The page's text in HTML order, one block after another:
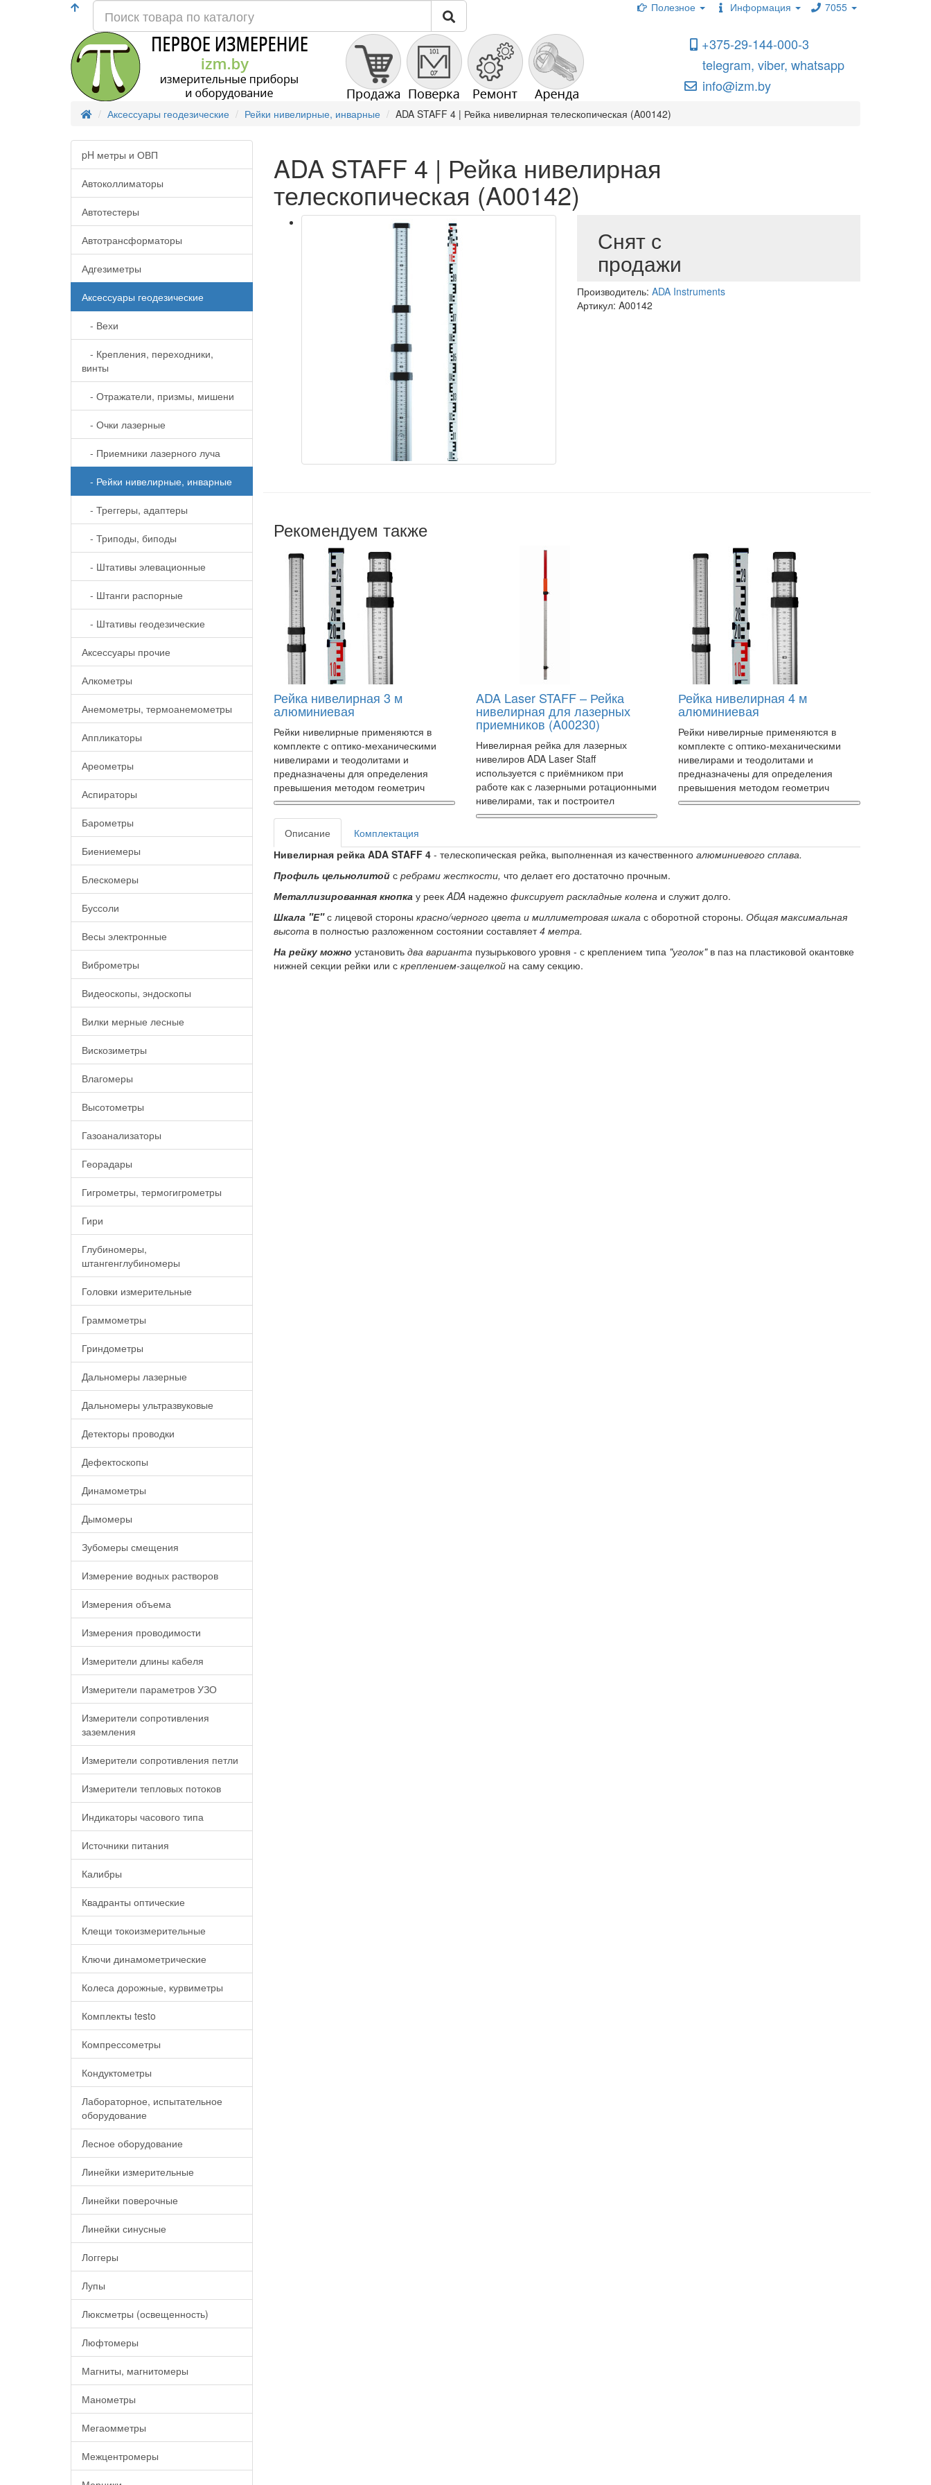
Полезное Информация 7055
+375-29-144-000-3
telegram, viber, whatsapp
info@izm.by
Аксессуары геодезические Рейки нивелирные, инварные ADA STAFF 4 | Рейка нивелирная телескопическая (A00142)
pH метры и ОВП
Автоколлиматоры
Автотестеры
Автотрансформаторы
Адгезиметры
Аксессуары геодезические
- Вехи
- Крепления, переходники,
винты
- Отражатели, призмы, мишени
- Очки лазерные
- Приемники лазерного луча
- Рейки нивелирные, инварные
- Треггеры, адаптеры
- Триподы, биподы
- Штативы элевационные
- Штанги распорные
- Штативы геодезические
Аксессуары прочие
Алкометры
Анемометры, термоанемометры
Аппликаторы
Ареометры
Аспираторы
Барометры
Биениемеры
Блескомеры
Буссоли
Весы электронные
Виброметры
Видеоскопы, эндоскопы
Вилки мерные лесные
Вискозиметры
Влагомеры
Высотометры
Газоанализаторы
Георадары
Гигрометры, термогигрометры
Гири
Глубиномеры,
штангенглубиномеры
Головки измерительные
Граммометры
Гриндометры
Дальномеры лазерные
Дальномеры ультразвуковые
Детекторы проводки
Дефектоскопы
Динамометры
Дымомеры
Зубомеры смещения
Измерение водных растворов
Измерения объема
Измерения проводимости
Измерители длины кабеля
Измерители параметров УЗО
Измерители сопротивления
заземления
Измерители сопротивления петли
Измерители тепловых потоков
Индикаторы часового типа
Источники питания
Калибры
Квадранты оптические
Клещи токоизмерительные
Ключи динамометрические
Колеса дорожные, курвиметры
Комплекты testo
Компрессометры
Кондуктометры
Лабораторное, испытательное
оборудование
Лесное оборудование
Линейки измерительные
Линейки поверочные
Линейки синусные
Логгеры
Лупы
Люксметры (освещенность)
Люфтомеры
Магниты, магнитомеры
Манометры
Мегаомметры
Межцентромеры
ADA STAFF 4 | Рейка нивелирная
телескопическая (A00142)
Снят с
продажи
Производитель:ADA Instruments
Артикул: A00142
Рекомендуем также
Рейка нивелирная 3 м
алюминиевая
Рейки нивелирные применяются в
комплекте с оптико-механическими
нивелирами и теодолитами и
предназначены для определения
превышения методом геометрич
ADA Laser STAFF – Рейка
нивелирная для лазерных
приемников (A00230)
Нивелирная рейка для лазерных
нивелиров ADA Laser Staff
используется с приёмником при
работе как с лазерными ротационными
нивелирами, так и построител
Рейка нивелирная 4 м
алюминиевая
Рейки нивелирные применяются в
комплекте с оптико-механическими
нивелирами и теодолитами и
предназначены для определения
превышения методом геометрич
Описание
Комплектация
Нивелирная рейка ADA STAFF 4- телескопическая рейка, выполненная из качественного алюминиевого сплава.
Профиль цельнолитойс ребрами жесткости, что делает его достаточно прочным.
Металлизированная кнопкау реекADAнадежно фиксирует раскладные коленаи служит долго.
Шкала "Е"с лицевой стороны красно/черного цвета и миллиметровая шкалас оборотной стороны. Общая максимальная
высотав полностью разложенном состоянии составляет4 метра.
На рейку можно установить два вариантапузырькового уровня - с креплением типа "уголок"в паз на пластиковой окантовке
нижней секции рейки или с креплением-защелкойна саму секцию.